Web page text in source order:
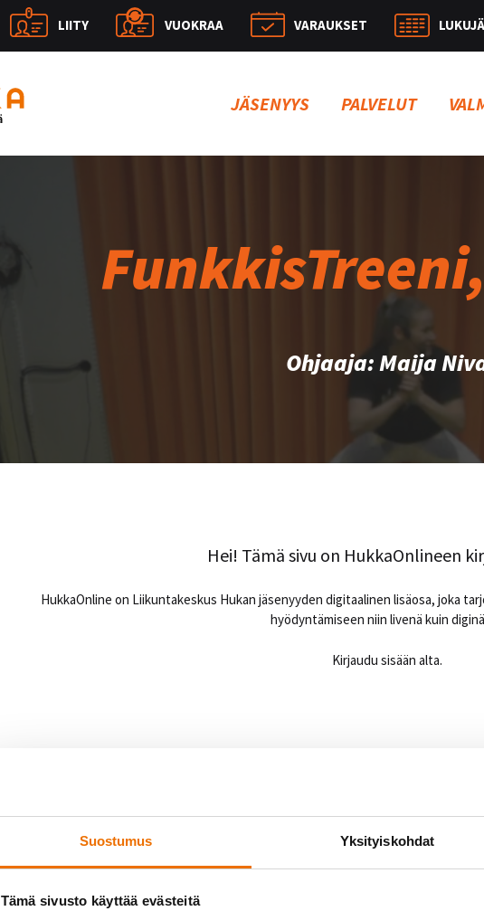
Suostumus Yksityiskohdat
Tämä sivusto käyttää evästeitä
LIITY VUOKRAA VARAUKSET
JÄSENYYS PALVELUT
Ohjaaja: Maija
Hei! Tämä sivu on HukkaOnlineen
HukkaOnline on Liikuntakeskus Hukan jäsenyyden digitaalinen lisäosa, joka
hyödyntämiseen niin livenä kuin
Kirjaudu sisään alta.